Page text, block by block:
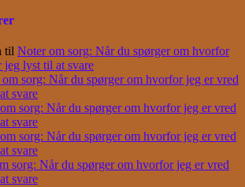
til Noter om sorg: Når du spørger om hvorfor
jeg lyst til at svare
sorg: Når du spørger om hvorfor jeg er vred
svare
sorg: Når du spørger om hvorfor jeg er vred
svare
sorg: Når du spørger om hvorfor jeg er vred
svare
sorg: Når du spørger om hvorfor jeg er vred
svare